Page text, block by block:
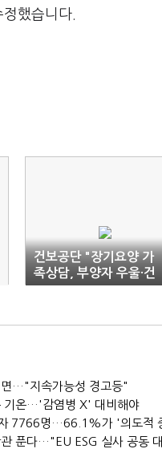
했습니다.
건보공단 "장기요양 가
족상담, 부양자 우울·건
강위험 줄여"
…"지속가능성 경고등"
기온…'감염병 X' 대비해야
자 7766명…66.1%가 '의도적
푼다…"EU ESG 실사 공동